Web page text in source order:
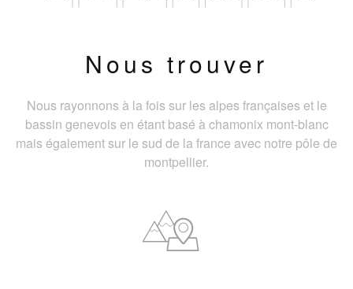
Nous trouver
Nous rayonnons à la fois sur les alpes françaises et le
bassin genevois en étant basé à chamonix mont-blanc
mais également sur le sud de la france avec notre pôle de
montpellier.